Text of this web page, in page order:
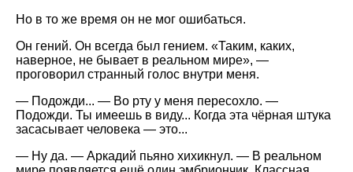
Но в то же время он не мог ошибаться.
Он гений. Он всегда был гением. «Таким, каких,
наверное, не бывает в реальном мире», —
проговорил странный голос внутри меня.
— Подожди... — Во рту у меня пересохло. —
Подожди. Ты имеешь в виду... Когда эта чёрная штука
засасывает человека — это...
— Ну да. — Аркадий пьяно хихикнул. — В реальном